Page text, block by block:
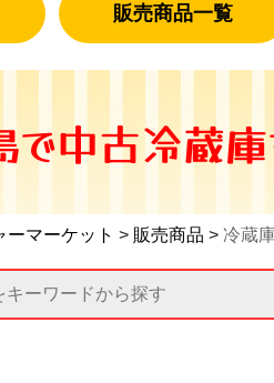
販売商品一覧
で中古冷蔵庫
ーマーケット > 販売商品 > 冷蔵